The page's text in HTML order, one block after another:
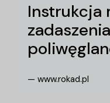
Instrukcja
— www.rokad.pl